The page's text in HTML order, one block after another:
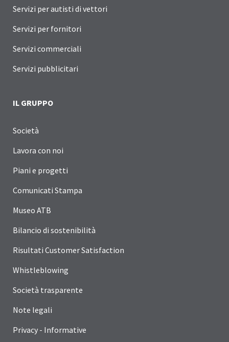
Servizi per autisti di vettori
Servizi per fornitori
Servizi commerciali
Servizi pubblicitari
IL GRUPPO
Società
Lavora con noi
Piani e progetti
Comunicati Stampa
Museo ATB
Bilancio di sostenibilità
Risultati Customer Satisfaction
Whistleblowing
Società trasparente
Note legali
Privacy - Informative